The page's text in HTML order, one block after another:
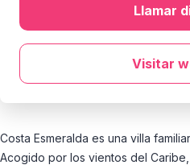
Costa Esmeralda es una villa
Acogido por los vientos del
Llamar
Visitar